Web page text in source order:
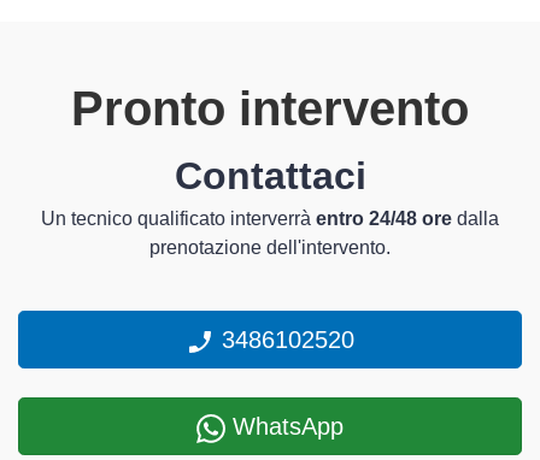
Pronto intervento
Contattaci
Un tecnico qualificato interverrà entro 24/48 ore dalla
prenotazione dell'intervento.
3486102520
WhatsApp